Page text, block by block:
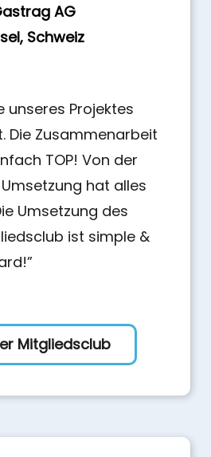
AG
Schweiz
unseres Projektes
Die Zusammenarbeit
TOP! Von der
hat alles
Umsetzung des
ist simple &
Mitgliedsclub